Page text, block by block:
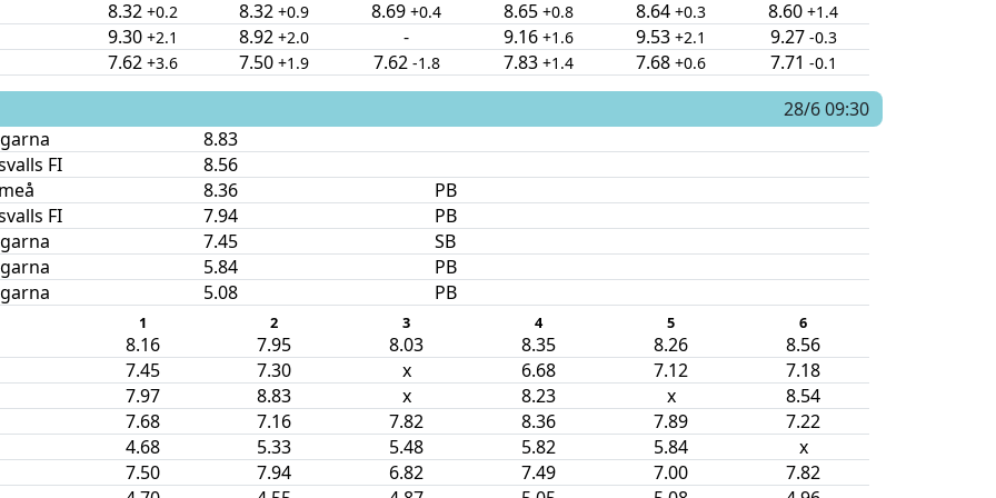
8.32 +0.2 8.32 +0.9 8.69 +0.4 8.65 +0.8 8.64 +0.3 8.60 +1.4
9.30 +2.1 8.92 +2.0 - 9.16 +1.6 9.53 +2.1 9.27 -0.3
7.62 +3.6 7.50 +1.9 7.62 -1.8 7.83 +1.4 7.68 +0.6 7.71 -0.1
28/6 09:30
8.83
FI
8.56
8.36
PB
FI
7.94
PB
7.45
SB
5.84
PB
5.08 PB
1 2 3 4 5 6
8.16 7.95 8.03 8.35 8.26
8.56
7.45
7.30 x 6.68 7.12
7.18
7.97
8.83 x 8.23 x
8.54
7.68
7.16 7.82 8.36 7.89
7.22
4.68
5.33 5.48 5.82 5.84
x
7.50
7.94 6.82 7.49 7.00
7.82